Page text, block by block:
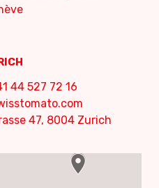
44 527 72 16
47, 8004 Zurich